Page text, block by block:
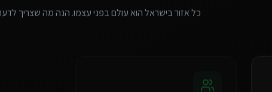
כל אזור בישראל הוא עולם בפני עצמו. הנה מה שצריך